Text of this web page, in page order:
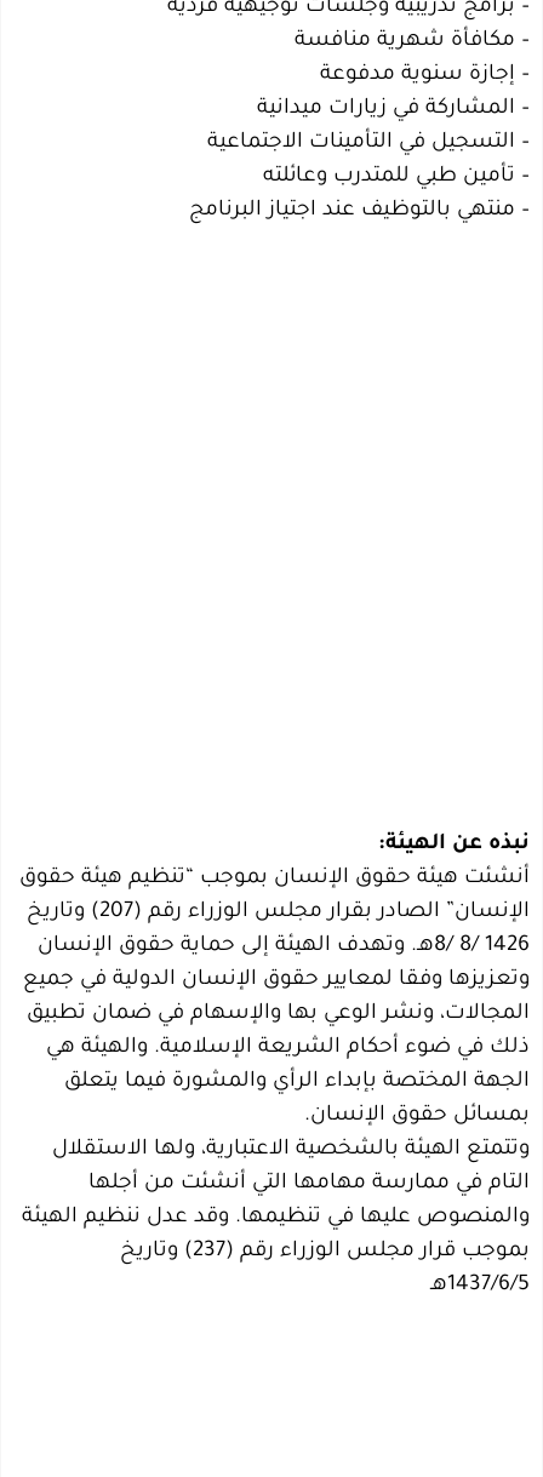
– برامج تدريبية وجلسات توجيهية فردية
– مكافأة شهرية منافسة
– إجازة سنوية مدفوعة
– المشاركة في زيارات ميدانية
– التسجيل في التأمينات الاجتماعية
– تأمين طبي للمتدرب وعائلته
– منتهي بالتوظيف عند اجتياز البرنامج
نبذه عن الهيئة:
أنشئت هيئة حقوق الإنسان بموجب “تنظيم هيئة حقوق
الإنسان” الصادر بقرار مجلس الوزراء رقم (207) وتاريخ
1426 /8 /8هـ. وتهدف الهيئة إلى حماية حقوق الإنسان
وتعزيزها وفقا لمعايير حقوق الإنسان الدولية في جميع
المجالات، ونشر الوعي بها والإسهام في ضمان تطبيق
ذلك في ضوء أحكام الشريعة الإسلامية. والهيئة هي
الجهة المختصة بإبداء الرأي والمشورة فيما يتعلق
بمسائل حقوق الإنسان.
وتتمتع الهيئة بالشخصية الاعتبارية، ولها الاستقلال
التام في ممارسة مهامها التي أنشئت من أجلها
والمنصوص عليها في تنظيمها. وقد عدل ننظيم الهيئة
بموجب قرار مجلس الوزراء رقم (237) وتاريخ
1437/6/5هـ